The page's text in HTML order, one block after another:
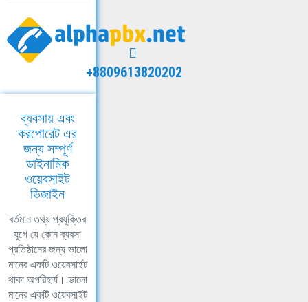
+8809613820202
ব্যবসায় এবং
করপোরেট এর
জন্য সম্পূর্ণ
ডাইনামিক
ওয়েবসাইট
ডিজাইন
বর্তমান তথ্য প্রযুক্তির
যুগে যে কোন ব্যবসা
প্রতিষ্ঠানের জন্য ভালো
মানের একটি ওয়েবসাইট
থাকা অপরিহার্য। ভালো
মানের একটি ওয়েবসাইট